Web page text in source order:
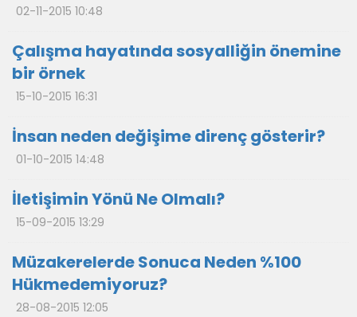
02-11-2015 10:48
Çalışma hayatında sosyalliğin önemine
bir örnek
15-10-2015 16:31
İnsan neden değişime direnç gösterir?
01-10-2015 14:48
İletişimin Yönü Ne Olmalı?
15-09-2015 13:29
Müzakerelerde Sonuca Neden %100
Hükmedemiyoruz?
28-08-2015 12:05